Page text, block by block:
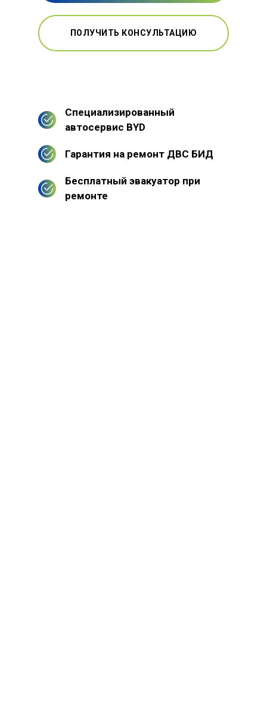
ПОЛУЧИТЬ КОНСУЛЬТАЦИЮ
Специализированный
автосервис BYD
Гарантия на ремонт ДВС БИД
Бесплатный эвакуатор при
ремонте